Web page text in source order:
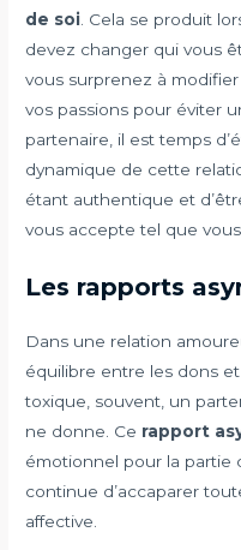
de soi . Cela se produit
devez changer qui vous
vous surprenez à
vos passions pour éviter
partenaire, il est temps
dynamique de cette
étant authentique et
vous accepte tel que vous
Les rapports
Dans une relation
équilibre entre les dons
toxique, souvent, un
ne donne. Ce rapport
émotionnel pour la partie
continue d’accaparer
affective.